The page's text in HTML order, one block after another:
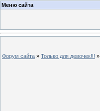
Меню сайта
Форум сайта » Только для девочек!!! »